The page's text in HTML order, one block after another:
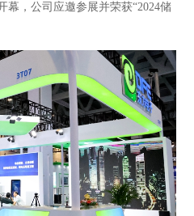
幕，公司应邀参展并荣获“2024储